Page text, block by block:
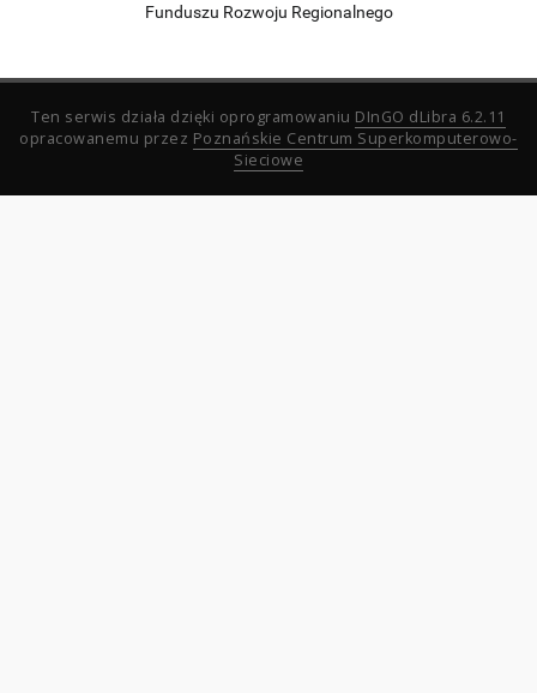
Funduszu Rozwoju Regionalnego
Ten serwis działa dzięki oprogramowaniu DInGO dLibra 6.2.11
opracowanemu przez Poznańskie Centrum Superkomputerowo-
Sieciowe